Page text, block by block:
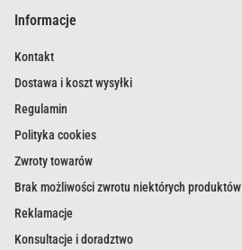
Informacje
Kontakt
Dostawa i koszt wysyłki
Regulamin
Polityka cookies
Zwroty towarów
Brak możliwości zwrotu niektórych produktów
Reklamacje
Konsultacje i doradztwo